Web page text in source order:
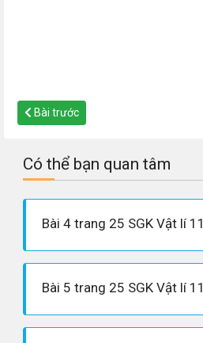
Bài trước
Có thể bạn quan tâm
Bài 4 trang 25 SGK Vật lí 11
Bài 5 trang 25 SGK Vật lí 11